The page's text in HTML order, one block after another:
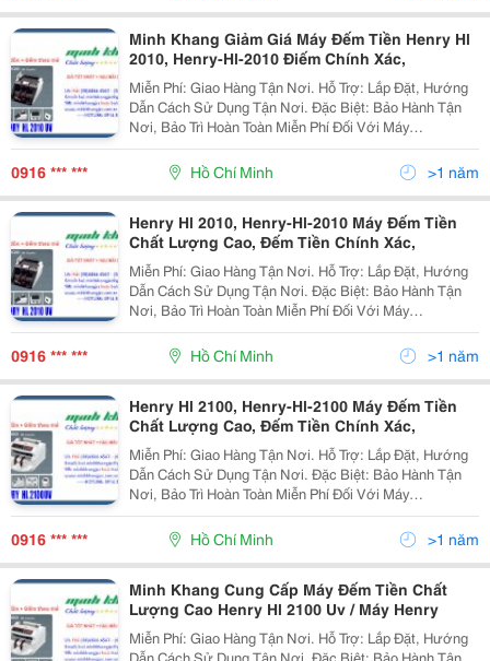
Minh Khang Giảm Giá Máy Đếm Tiền Henry Hl
2010, Henry-Hl-2010 Điếm Chính Xác,
Miễn Phí: Giao Hàng Tận Nơi. Hỗ Trợ: Lắp Đặt, Hướng
Dẫn Cách Sử Dụng Tận Nơi. Đặc Biệt: Bảo Hành Tận
Nơi, Bảo Trì Hoàn Toàn Miễn Phí Đối Với Máy
Photocopy. @@@ Đại Siêu Thị Máy Văn Phòng @@@
@@@ Máy Đếm Tiền Cao
0916 *** *** Hồ Chí Minh >1 năm
Henry Hl 2010, Henry-Hl-2010 Máy Đếm Tiền
Chất Lượng Cao, Đếm Tiền Chính Xác,
Miễn Phí: Giao Hàng Tận Nơi. Hỗ Trợ: Lắp Đặt, Hướng
Dẫn Cách Sử Dụng Tận Nơi. Đặc Biệt: Bảo Hành Tận
Nơi, Bảo Trì Hoàn Toàn Miễn Phí Đối Với Máy
Photocopy. @@@ Đại Siêu Thị Máy Văn Phòng @@@
@@@ Máy Đếm Tiền Cao
0916 *** *** Hồ Chí Minh >1 năm
Henry Hl 2100, Henry-Hl-2100 Máy Đếm Tiền
Chất Lượng Cao, Đếm Tiền Chính Xác,
Miễn Phí: Giao Hàng Tận Nơi. Hỗ Trợ: Lắp Đặt, Hướng
Dẫn Cách Sử Dụng Tận Nơi. Đặc Biệt: Bảo Hành Tận
Nơi, Bảo Trì Hoàn Toàn Miễn Phí Đối Với Máy
Photocopy. @@@ Đại Siêu Thị Máy Văn Phòng @@@
@@@ Máy Đếm Tiền Cao
0916 *** *** Hồ Chí Minh >1 năm
Minh Khang Cung Cấp Máy Đếm Tiền Chất
Lượng Cao Henry Hl 2100 Uv / Máy Henry
Miễn Phí: Giao Hàng Tận Nơi. Hỗ Trợ: Lắp Đặt, Hướng
Dẫn Cách Sử Dụng Tận Nơi. Đặc Biệt: Bảo Hành Tận